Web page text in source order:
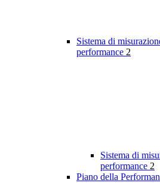
Sistema di
performance 2
Sistema di
performance 2
Piano della